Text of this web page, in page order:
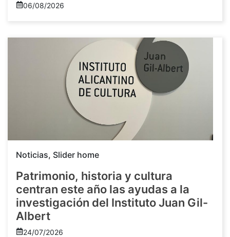
06/08/2026
Noticias, Slider home
Patrimonio, historia y cultura
centran este año las ayudas a la
investigación del Instituto Juan Gil-
Albert
24/07/2026